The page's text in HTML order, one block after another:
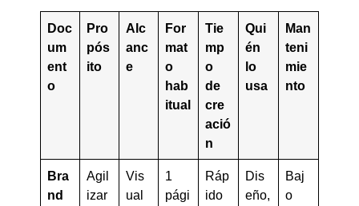
Doc
um
ent
o
Pro
pós
ito
Alc
anc
e
For
mat
o
hab
itual
Tie
mp
o
de
cre
ació
n
Qui
én
lo
usa
Man
teni
mie
nto
Bra
nd
Agil
izar
Vis
ual
1
pági
Ráp
ido
Dis
eño,
Baj
o